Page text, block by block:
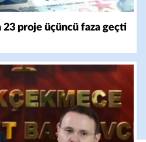
23 proje üçüncü faza geçti